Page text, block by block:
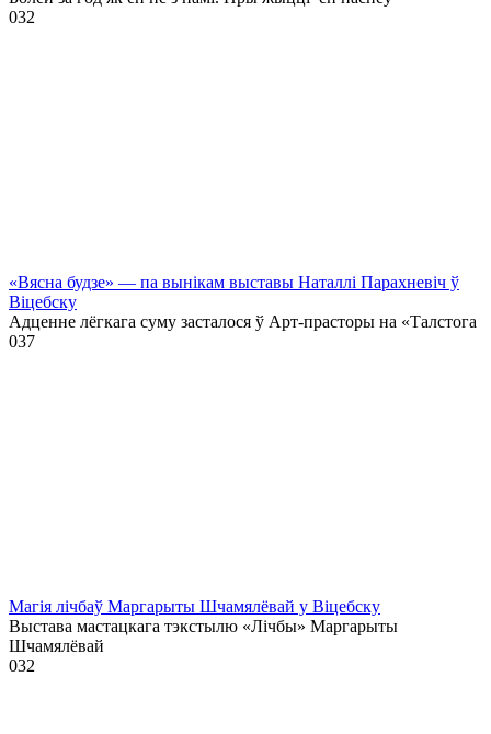
032
«Вясна будзе» — па вынікам выставы Наталлі Парахневіч ў
Віцебску
Адценне лёгкага суму засталося ў Арт-прасторы на «Талстога
037
Магія лічбаў Маргарыты Шчамялёвай у Віцебску
Выстава мастацкага тэкстылю «Лічбы» Маргарыты
Шчамялёвай
032